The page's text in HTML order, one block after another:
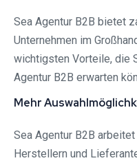
Sea Agentur B2B bietet
Unternehmen im
wichtigsten Vorteile, die
Agentur B2B erwarten
Mehr
Sea Agentur B2B
Herstellern und